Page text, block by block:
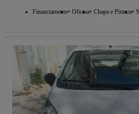
Financiamento Oficina Chapa e Pintura